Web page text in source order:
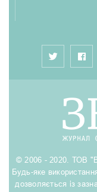
© 2006 - 2020. ТОВ
Будь-яке
дозволяється із